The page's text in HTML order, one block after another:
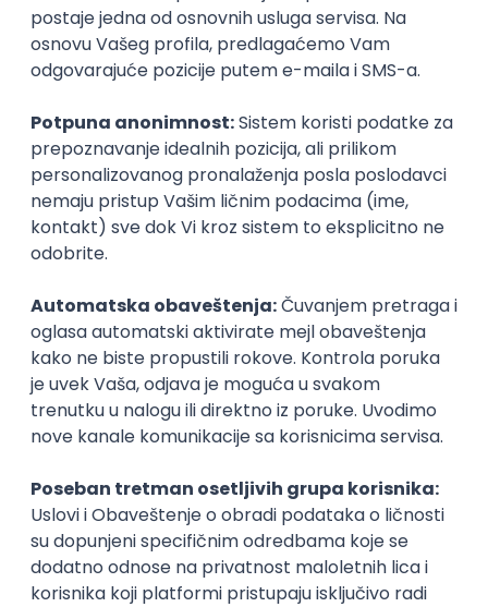
Administrativni radnik/-ca – arhiva
i evidencija pošte
Omladinska zadruga Avala
Puno radno vreme
neto: 68.200 RSD (mesečna plata)
Prvi posao
Office asistent – logistika i
transport
Omladinska zadruga Avala